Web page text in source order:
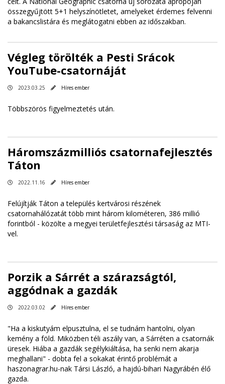
összegyűjtött 5+1 helyszínötletet, amelyeket érdemes felvenni
a bakancslistára és meglátogatni ebben az időszakban.
Végleg törölték a Pesti Srácok
YouTube-csatornáját
2023.03.25 Híres ember
Többszörös figyelmeztetés után.
Háromszázmilliós csatornafejlesztés
Táton
2022.11.16 Híres ember
Felújítják Táton a település kertvárosi részének
csatornahálózatát több mint három kilométeren, 386 millió
forintból - közölte a megyei területfejlesztési társaság az MTI-
vel.
Porzik a Sárrét a szárazságtól,
aggódnak a gazdák
2022.03.02 Híres ember
"Ha a kiskutyám elpusztulna, el se tudnám hantolni, olyan
kemény a föld. Miközben téli aszály van, a Sárréten a csatornák
üresek. Hiába a gazdák segélykiáltása, ha senki nem akarja
meghallani" - dobta fel a sokakat érintő problémát a
haszonagrar.hu-nak Társi László, a hajdú-bihari Nagyrábén élő
gazda.